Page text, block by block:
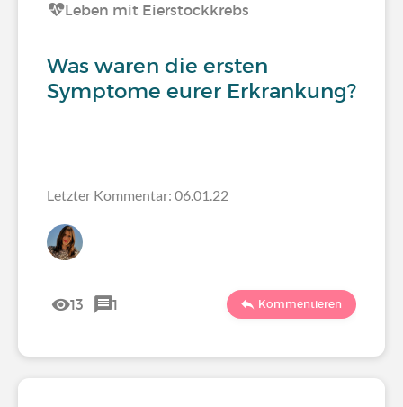
Leben mit Eierstockkrebs
Was waren die ersten
Symptome eurer Erkrankung?
Letzter Kommentar: 06.01.22
13 1 Kommentieren